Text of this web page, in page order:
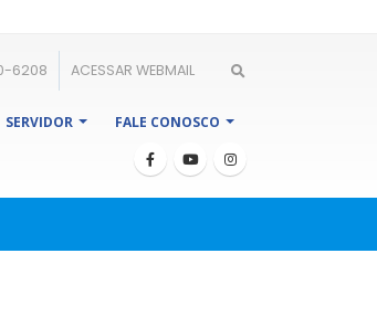
6208 ACESSAR WEBMAIL
SERVIDOR FALE CONOSCO